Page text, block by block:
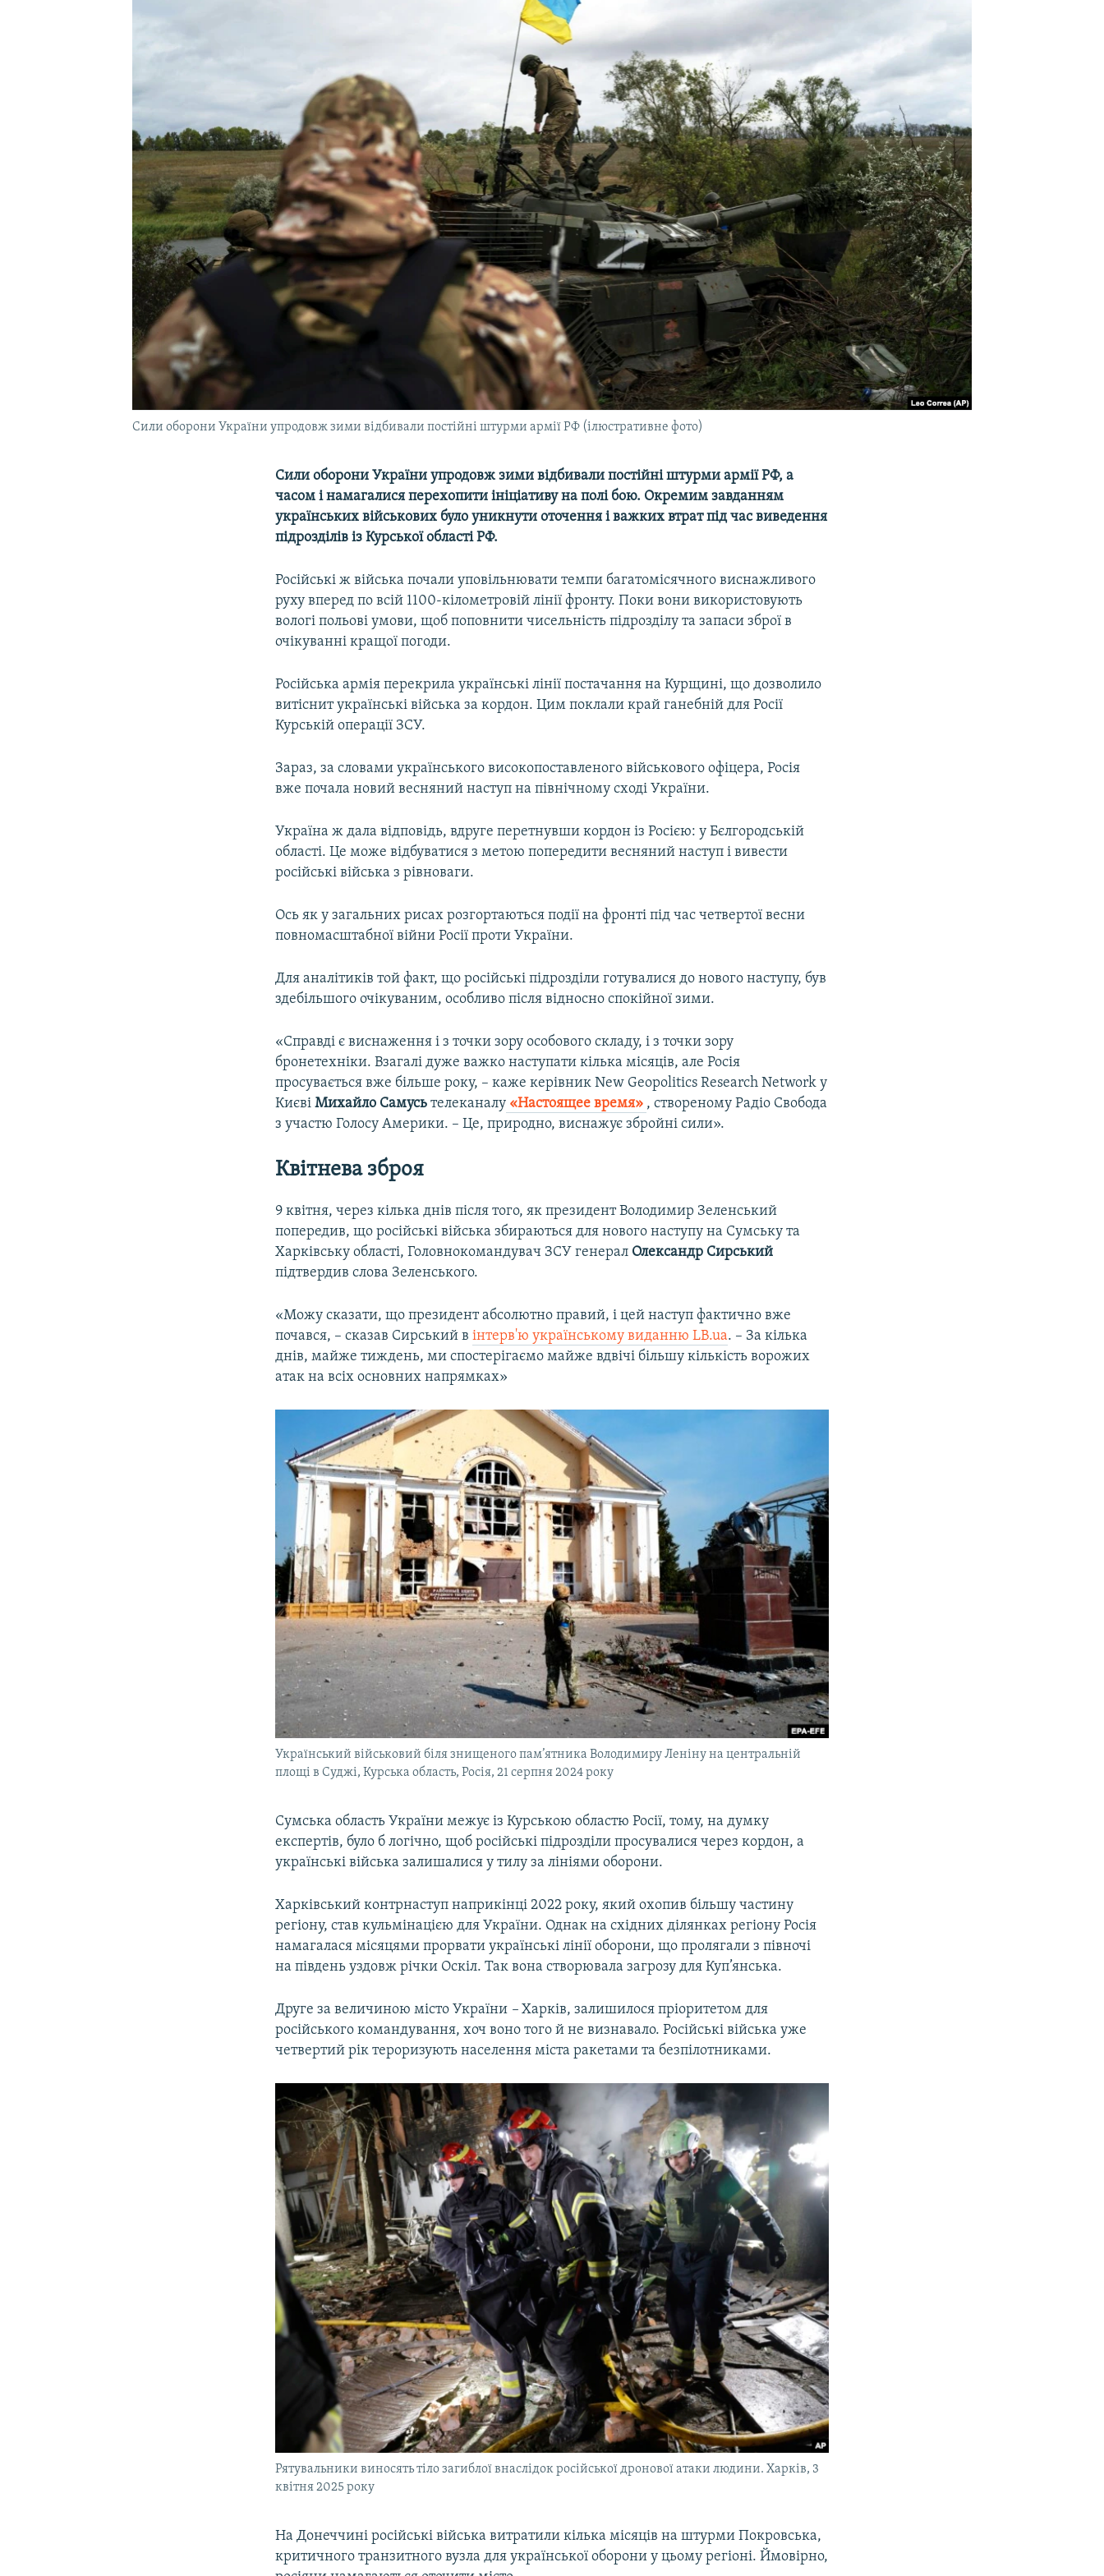
Сили оборони України упродовж зими відбивали постійні штурми армії РФ (ілюстративне фото)
Сили оборони України упродовж зими відбивали постійні штурми армії РФ, а
часом і намагалися перехопити ініціативу на полі бою. Окремим завданням
українських військових було уникнути оточення і важких втрат під час виведення
підрозділів із Курської області РФ.
Російські ж війська почали уповільнювати темпи багатомісячного виснажливого
руху вперед по всій 1100-кілометровій лінії фронту. Поки вони використовують
вологі польові умови, щоб поповнити чисельність підрозділу та запаси зброї в
очікуванні кращої погоди.
Російська армія перекрила українські лінії постачання на Курщині, що дозволило
витіснит українські війська за кордон. Цим поклали край ганебній для Росії
Курській операції ЗСУ.
Зараз, за словами українського високопоставленого військового офіцера, Росія
вже почала новий весняний наступ на північному сході України.
Україна ж дала відповідь, вдруге перетнувши кордон із Росією: у Бєлгородській
області. Це може відбуватися з метою попередити весняний наступ і вивести
російські війська з рівноваги.
Ось як у загальних рисах розгортаються події на фронті під час четвертої весни
повномасштабної війни Росії проти України.
Для аналітиків той факт, що російські підрозділи готувалися до нового наступу, був
здебільшого очікуваним, особливо після відносно спокійної зими.
«Справді є виснаження і з точки зору особового складу, і з точки зору
бронетехніки. Взагалі дуже важко наступати кілька місяців, але Росія
просувається вже більше року, – каже керівник New Geopolitics Research Network у
КиєвіМихайло Самусь телеканалу «Настоящее время» , створеному Радіо Свобода
з участю Голосу Америки. – Це, природно, виснажує збройні сили».
Квітнева зброя
9 квітня, через кілька днів після того, як президент Володимир Зеленський
попередив, що російські війська збираються для нового наступу на Сумську та
Харківську області, Головнокомандувач ЗСУ генерал Олександр Сирський
підтвердив слова Зеленського.
«Можу сказати, що президент абсолютно правий, і цей наступ фактично вже
почався, – сказав Сирський вінтерв'ю українському виданню LB.ua. – За кілька
днів, майже тиждень, ми спостерігаємо майже вдвічі більшу кількість ворожих
атак на всіх основних напрямках»
Український військовий біля знищеного пам’ятника Володимиру Леніну на центральній
площі в Суджі, Курська область, Росія, 21 серпня 2024 року
Сумська область України межує із Курською областю Росії, тому, на думку
експертів, було б логічно, щоб російські підрозділи просувалися через кордон, а
українські війська залишалися у тилу за лініями оборони.
Харківський контрнаступ наприкінці 2022 року, який охопив більшу частину
регіону, став кульмінацією для України. Однак на східних ділянках регіону Росія
намагалася місяцями прорвати українські лінії оборони, що пролягали з півночі
на південь уздовж річки Оскіл. Так вона створювала загрозу для Куп’янська.
Друге за величиною місто України – Харків, залишилося пріоритетом для
російського командування, хоч воно того й не визнавало. Російські війська уже
четвертий рік тероризують населення міста ракетами та безпілотниками.
Рятувальники виносять тіло загиблої внаслідок російської дронової атаки людини. Харків, 3
квітня 2025 року
На Донеччині російські війська витратили кілька місяців на штурми Покровська,
критичного транзитного вузла для української оборони у цьому регіоні. Ймовірно,